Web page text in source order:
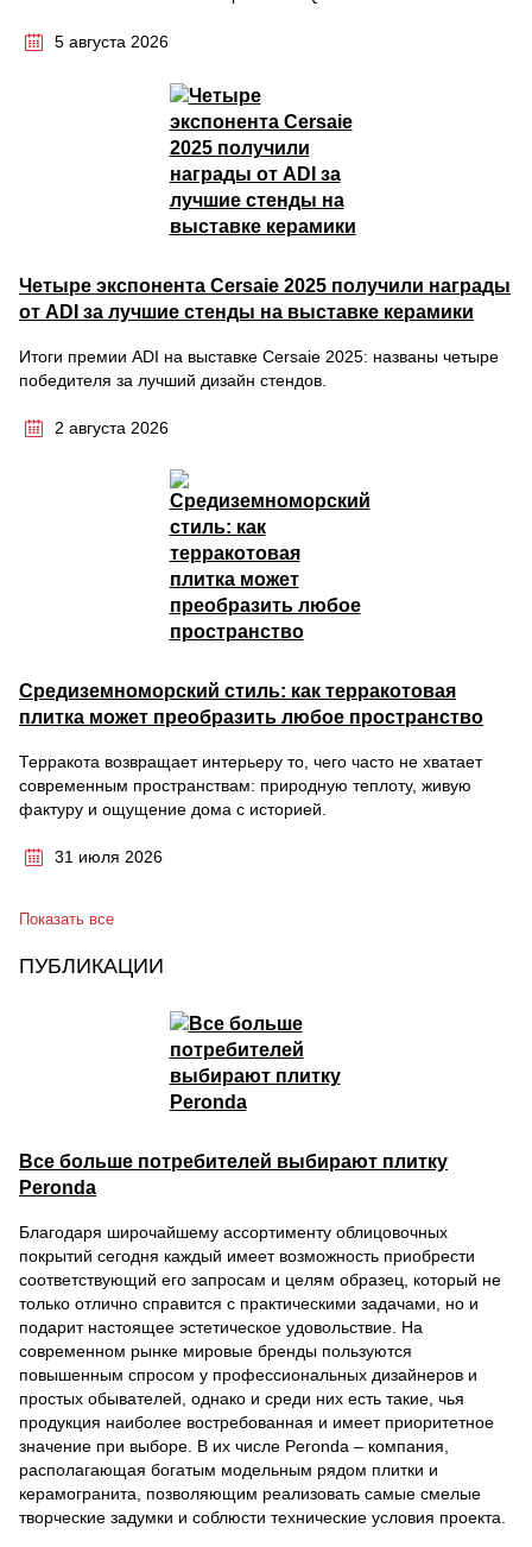
5 августа 2026
Четыре экспонента Cersaie 2025 получили награды
от ADI за лучшие стенды на выставке керамики
Итоги премии ADI на выставке Cersaie 2025: названы четыре
победителя за лучший дизайн стендов.
2 августа 2026
Средиземноморский стиль: как терракотовая
плитка может преобразить любое пространство
Терракота возвращает интерьеру то, чего часто не хватает
современным пространствам: природную теплоту, живую
фактуру и ощущение дома с историей.
31 июля 2026
Показать все
ПУБЛИКАЦИИ
Все больше потребителей выбирают плитку
Peronda
Благодаря широчайшему ассортименту облицовочных
покрытий сегодня каждый имеет возможность приобрести
соответствующий его запросам и целям образец, который не
только отлично справится с практическими задачами, но и
подарит настоящее эстетическое удовольствие. На
современном рынке мировые бренды пользуются
повышенным спросом у профессиональных дизайнеров и
простых обывателей, однако и среди них есть такие, чья
продукция наиболее востребованная и имеет приоритетное
значение при выборе. В их числе Peronda – компания,
располагающая богатым модельным рядом плитки и
керамогранита, позволяющим реализовать самые смелые
творческие задумки и соблюсти технические условия проекта.